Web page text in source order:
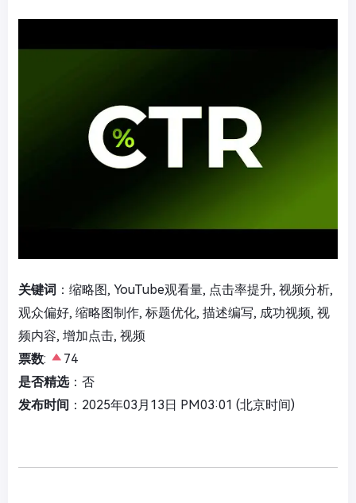
关键词 ：缩略图, YouTube观看量, 点击率提升, 视频分析,
观众偏好, 缩略图制作, 标题优化, 描述编写, 成功视频, 视
频内容, 增加点击, 视频
票数:
74
是否精选：否
发布时间 ：2025年03月13日 PM03:01 (北京时间)